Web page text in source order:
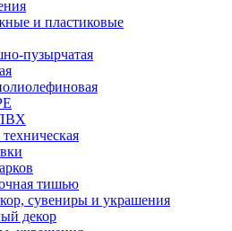
и пластиковые
пузырчатая
тишью
сувениры и украшения
декор